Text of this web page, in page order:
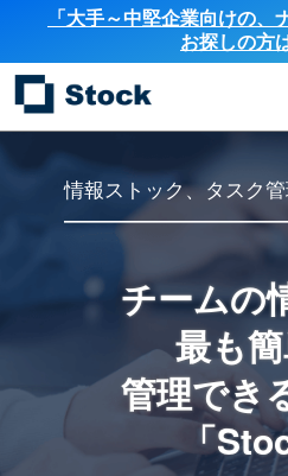
「大手～中堅企業向けの
お探しの方
情報ストック、タスク
チームの
最も
管理でき
「